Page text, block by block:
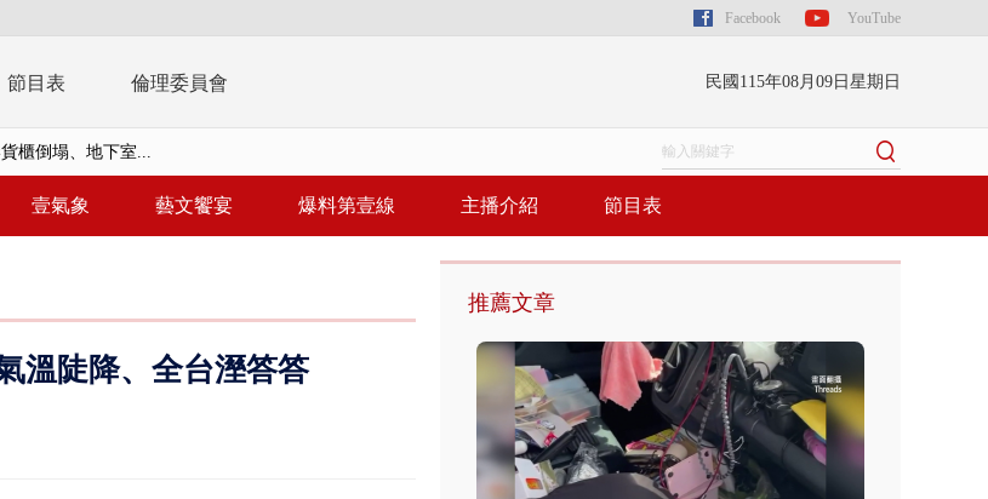
Facebook YouTube
節目表 倫理委員會 民國115年08月09日星期日
櫃倒塌、地下室...
歉 柯文哲再罵...
壹氣象 藝文饗宴 爆料第壹線 主播介紹 節目表
溫陡降、全台溼答答
推薦文章